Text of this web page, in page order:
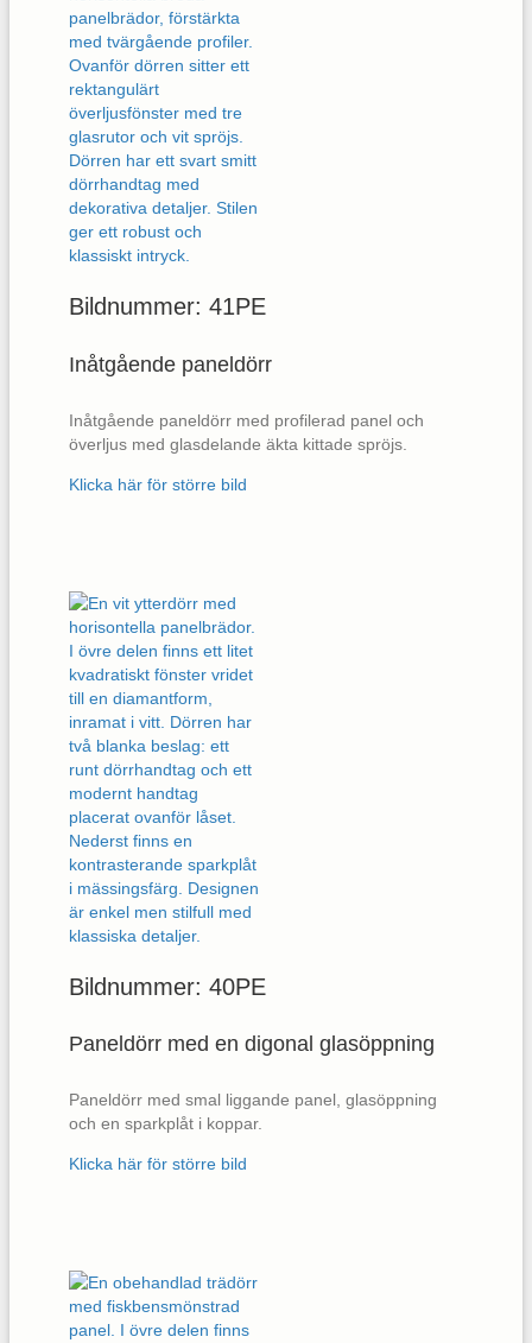
Bildnummer: 41PE
Inåtgående paneldörr
Inåtgående paneldörr med profilerad panel och
överljus med glasdelande äkta kittade spröjs.
Klicka här för större bild
Bildnummer: 40PE
Paneldörr med en digonal glasöppning
Paneldörr med smal liggande panel, glasöppning
och en sparkplåt i koppar.
Klicka här för större bild